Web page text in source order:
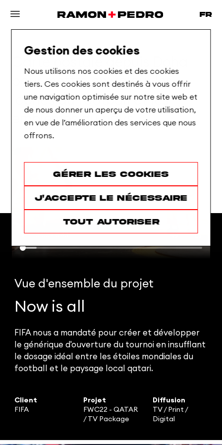
Gestion des cookies
Nous utilisons nos cookies et des cookies
tiers. Ces cookies sont destinés à vous offrir
une navigation optimisée sur notre site web et
de nous donner un aperçu de votre utilisation,
en vue de l’amélioration des services que nous
offrons.
J'accepte le nécessaire
Gérer les cookies
Tout autoriser
pour mettreenvaleurles
icônesdufootballetles
emblèmesdupays
Vue d'ensembledu projet
Now is all
FIFA nous a mandaté pour créer et développer
le générique d'ouverture du tournoi en insufflant
le dosage idéal entre les étoiles mondiales du
football et le paysage local qatari.
Client
FIFA
Projet
FWC22 - QATAR
/ TV Package
Diffusion
TV / Print /
Digital